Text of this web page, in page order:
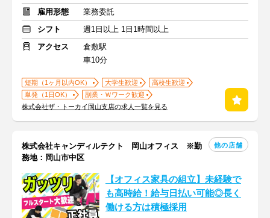
雇用形態
業務委託
シフト
週1日以上 1日1時間以上
アクセス
倉敷駅
車10分
短期（1ヶ月以内OK） 大学生歓迎
高校生歓迎
単発（1日OK）
副業・Ｗワーク歓迎
株式会社ザ・トーカイ岡山支店の求人一覧を見る
株式会社キャンディルテクト 岡山オフィス ※勤
務地：岡山市中区
他の店舗
【オフィス家具の組立】未経験で
も高時給！給与日払い可能◎長く
働ける方は積極採用